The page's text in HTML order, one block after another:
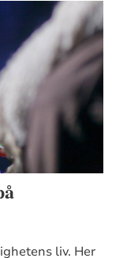
liv. Her